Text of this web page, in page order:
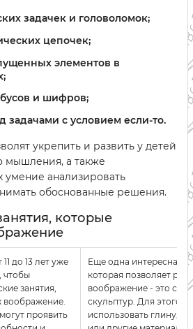
задачек и головоломок;
цепочек;
элементов в
и шифров;
с условием если-то.
укрепить и развить у детей
мышления, а также
умение анализировать
обоснованные решения.
которые
до 13 лет уже
чтобы
занятия,
воображение.
проявить
Еще одна интересная
которая позволяет
воображение - это
скульптур. Для этого
использовать глину,